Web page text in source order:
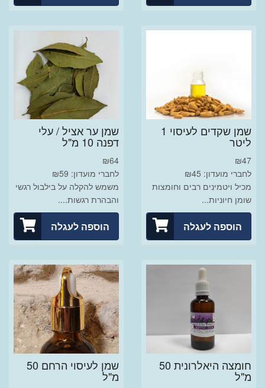
שמן שקדים לעיסוי 1
ליטר
₪47
לחברי מועדון: ₪45
מכיל ויטמינים רבים וחומצות
שומן חיוניות...
הוספה לעגלה
שמן ער אציל / עלי
דפנה 10 מ"ל
₪64
לחברי מועדון: ₪59
משמש להקלה על בילבול רגשי
והבהרת רגשות....
הוספה לעגלה
חומצה היאלרונית 50
מ"ל
שמן לעיסוי הרחם 50
מ"ל